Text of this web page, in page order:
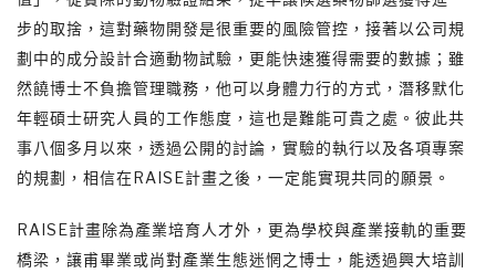
步的取捨，這對藥物開發是很重要的風險管控，接著以公司規
劃中的成分設計合適動物試驗，更能快速獲得需要的數據；雖
然饒博士不負擔管理職務，他可以身體力行的方式，潛移默化
年輕碩士研究人員的工作態度，這也是難能可貴之處。彼此共
事八個多月以來，透過公開的討論，實驗的執行以及各項專案
的規劃，相信在RAISE計畫之後，一定能實現共同的願景。
RAISE計畫除為產業培育人才外，更為學校與產業接軌的重要
橋梁，讓甫畢業或尚對產業生態迷惘之博士，能透過興大培訓